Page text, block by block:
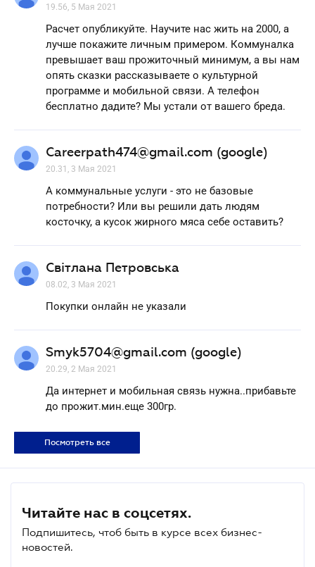
19.56, 5 Мая 2021
Расчет опубликуйте. Научите нас жить на 2000, а
лучше покажите личным примером. Коммуналка
превышает ваш прожиточный минимум, а вы нам
опять сказки рассказываете о культурной
программе и мобильной связи. А телефон
бесплатно дадите? Мы устали от вашего бреда.
Careerpath474@gmail.com (google)
20.31, 3 Мая 2021
А коммунальные услуги - это не базовые
потребности? Или вы решили дать людям
косточку, а кусок жирного мяса себе оставить?
Світлана Петровська
08.02, 3 Мая 2021
Покупки онлайн не указали
Smyk5704@gmail.com (google)
20.29, 2 Мая 2021
Да интернет и мобильная связь нужна..прибавьте
до прожит.мин.еще 300гр.
Посмотреть все
Читайте нас в соцсетях.
Подпишитесь, чтоб быть в курсе всех бизнес-
новостей.